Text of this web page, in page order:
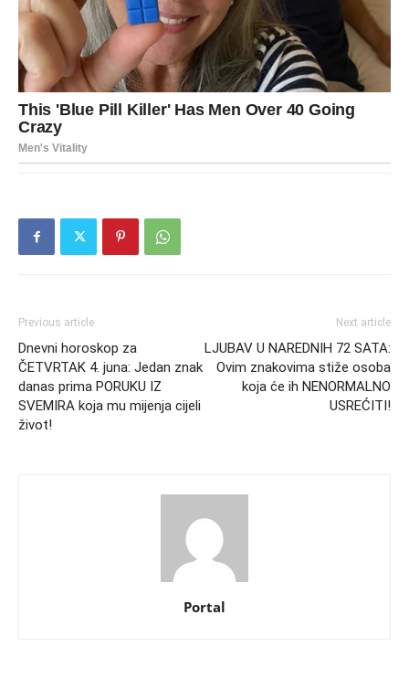
Previous article
Dnevni horoskop za
ČETVRTAK 4. juna: Jedan znak
danas prima PORUKU IZ
SVEMIRA koja mu mijenja cijeli
život!
Next article
LJUBAV U NAREDNIH 72 SATA:
Ovim znakovima stiže osoba
koja će ih NENORMALNO
USREĆITI!
Portal